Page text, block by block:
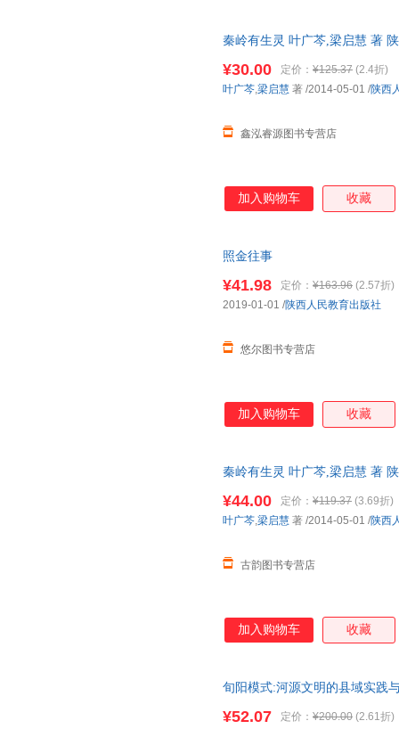
秦岭有生灵 叶广芩,梁启慧 著
¥30.00 定价： ¥125.37 (2.4折)
鑫泓睿源图书专营店
叶广芩,梁启慧 著 /2014-05-01 /陕西
加入购物车 收藏
照金往事
¥41.98 定价： ¥163.96 (2.57折)
悠尔图书专营店
2019-01-01 /陕西人民教育出版社
加入购物车 收藏
秦岭有生灵 叶广芩,梁启慧 著
¥44.00 定价： ¥119.37 (3.69折)
古韵图书专营店
叶广芩,梁启慧 著 /2014-05-01 /陕西
加入购物车 收藏
旬阳模式:河源文明的县域实践
¥52.07 定价： ¥200.00 (2.61折)